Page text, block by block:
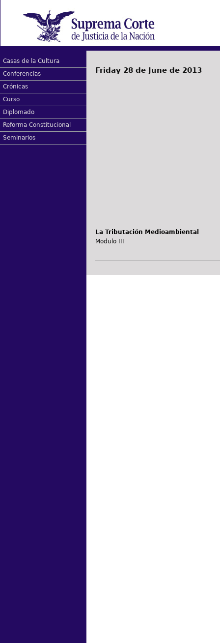
Casas de la Cultura
Conferencias
Crónicas
Curso
Diplomado
Reforma Constitucional
Seminarios
Friday 28 de June de 2013
La Tributación Medioambiental
Modulo III